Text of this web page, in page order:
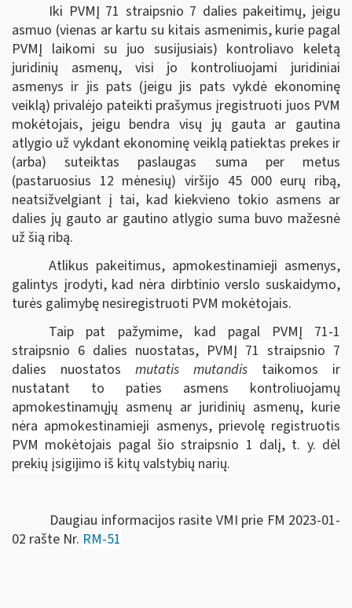
Iki PVMĮ 71 straipsnio 7 dalies pakeitimų, jeigu
asmuo (vienas ar kartu su kitais asmenimis, kurie pagal
PVMĮ laikomi su juo susijusiais) kontroliavo keletą
juridinių asmenų, visi jo kontroliuojami juridiniai
asmenys ir jis pats (jeigu jis pats vykdė ekonominę
veiklą) privalėjo pateikti prašymus įregistruoti juos PVM
mokėtojais, jeigu bendra visų jų gauta ar gautina
atlygio už vykdant ekonominę veiklą patiektas prekes ir
(arba) suteiktas paslaugas suma per metus
(pastaruosius 12 mėnesių) viršijo 45 000 eurų ribą,
neatsižvelgiant į tai, kad kiekvieno tokio asmens ar
dalies jų gauto ar gautino atlygio suma buvo mažesnė
už šią ribą.
Atlikus pakeitimus, apmokestinamieji asmenys,
galintys įrodyti, kad nėra dirbtinio verslo suskaidymo,
turės galimybę nesiregistruoti PVM mokėtojais.
Taip pat pažymime, kad pagal PVMĮ 71-1
straipsnio 6 dalies nuostatas, PVMĮ 71 straipsnio 7
dalies nuostatos mutatis mutandis taikomos ir
nustatant to paties asmens kontroliuojamų
apmokestinamųjų asmenų ar juridinių asmenų, kurie
nėra apmokestinamieji asmenys, prievolę registruotis
PVM mokėtojais pagal šio straipsnio 1 dalį, t. y. dėl
prekių įsigijimo iš kitų valstybių narių.
Daugiau informacijos rasite VMI prie FM 2023-01-
02 rašte Nr. RM-51